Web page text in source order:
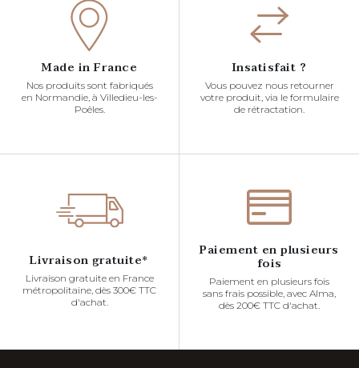
Made in France
Nos produits sont fabriqués
en Normandie, à Villedieu-les-
Poêles.
Insatisfait ?
Vous pouvez nous retourner
votre produit, via le formulaire
de rétractation.
Livraison gratuite*
Livraison gratuite en France
métropolitaine, dès 300€ TTC
d'achat.
Paiement en plusieurs
fois
Paiement en plusieurs fois
sans frais possible, avec Alma,
dès 200€ TTC d'achat.